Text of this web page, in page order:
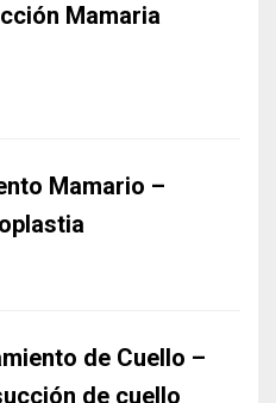
Mamaria
Mamario –
de Cuello –
de cuello